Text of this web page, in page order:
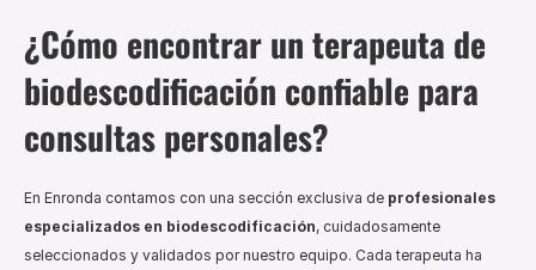
¿Cómo encontrar un terapeuta de
biodescodificación confiable para
consultas personales?
En Enronda contamos con una sección exclusiva de profesionales
especializados en biodescodificación, cuidadosamente
seleccionados y validados por nuestro equipo. Cada terapeuta ha